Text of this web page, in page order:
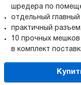
шредера по
отдельный
практичный разъем;
10 прочных
в комплект